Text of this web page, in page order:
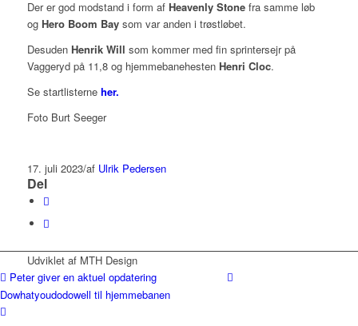
Der er god modstand i form af Heavenly Stonefra samme løb
og Hero Boom Baysom var anden i trøstløbet.
Desuden Henrik Will som kommer med fin sprintersejr på
Vaggeryd på 11,8 og hjemmebanehesten Henri Cloc.
Se startlisterneher.
Foto Burt Seeger
17. juli 2023/af Ulrik Pedersen
Del
Udviklet af MTH Design
Peter giver en aktuel opdatering
Dowhatyoudodowell til hjemmebanen